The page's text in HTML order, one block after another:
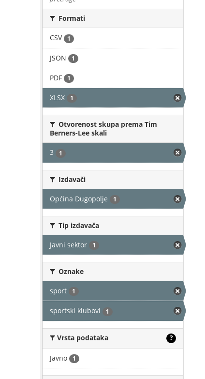
Formati
CSV 1
JSON 1
PDF 1
XLSX 1
Otvorenost skupa prema Tim
Berners-Lee skali
3 1
Izdavači
Općina Dugopolje 1
Tip izdavača
Javni sektor 1
Oznake
sport 1
sportski klubovi 1
Vrsta podataka ?
Javno 1